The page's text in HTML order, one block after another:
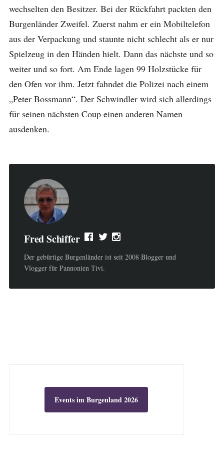
wechselten den Besitzer. Bei der Rückfahrt packten den
Burgenländer Zweifel. Zuerst nahm er ein Mobiltelefon
aus der Verpackung und staunte nicht schlecht als er nur
Spielzeug in den Händen hielt. Dann das nächste und so
weiter und so fort. Am Ende lagen 99 Holzstücke für
den Ofen vor ihm. Jetzt fahndet die Polizei nach einem
„Peter Bossmann“. Der Schwindler wird sich allerdings
für seinen nächsten Coup einen anderen Namen
ausdenken.
Fred Schiffer
Der gebürtige Burgenländer ist seit 2008 Blogger und
Vlogger für Pannonien Tivi.
Events im Burgenland 2026